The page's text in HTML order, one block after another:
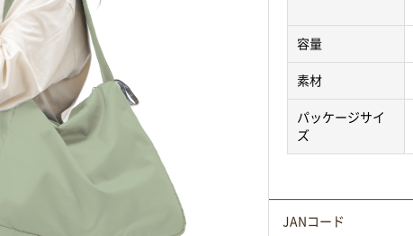
容量
素材
パッケージサイ
ズ
JANコード